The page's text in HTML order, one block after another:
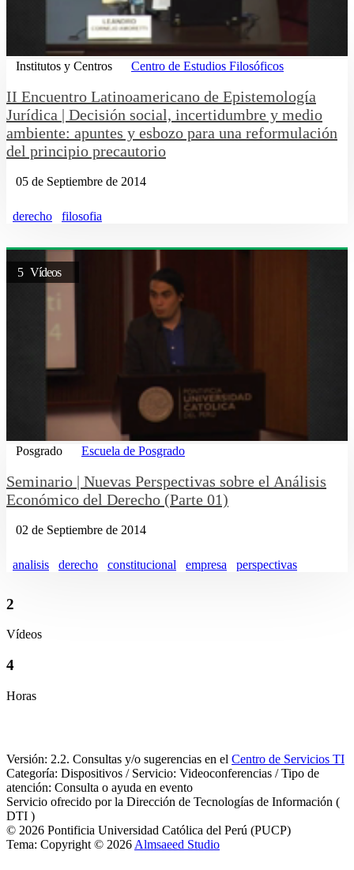
Institutos y Centros Centro de Estudios Filosóficos
II Encuentro Latinoamericano de Epistemología
Jurídica | Decisión social, incertidumbre y medio
ambiente: apuntes y esbozo para una reformulación
del principio precautorio
05 de Septiembre de 2014
derecho filosofia
5 Vídeos
Posgrado Escuela de Posgrado
Seminario | Nuevas Perspectivas sobre el Análisis
Económico del Derecho (Parte 01)
02 de Septiembre de 2014
analisis derecho constitucional empresa perspectivas
2
Vídeos
4
Horas
Versión: 2.2. Consultas y/o sugerencias en el Centro de Servicios TI
Categoría: Dispositivos / Servicio: Videoconferencias / Tipo de
atención: Consulta o ayuda en evento
Servicio ofrecido por la Dirección de Tecnologías de Información (
DTI )
© 2026 Pontificia Universidad Católica del Perú (PUCP)
Tema: Copyright © 2026 Almsaeed Studio